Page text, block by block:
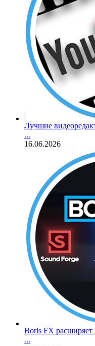
Лучшие
...
16.06.2026
Boris FX
...